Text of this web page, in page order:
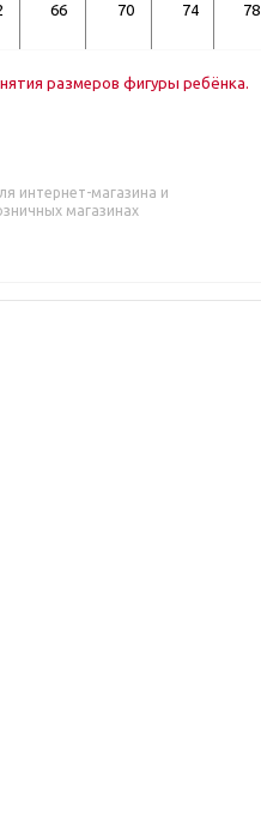
66 70 74 78
размеров фигуры ребёнка.
интернет-магазина и
магазинах